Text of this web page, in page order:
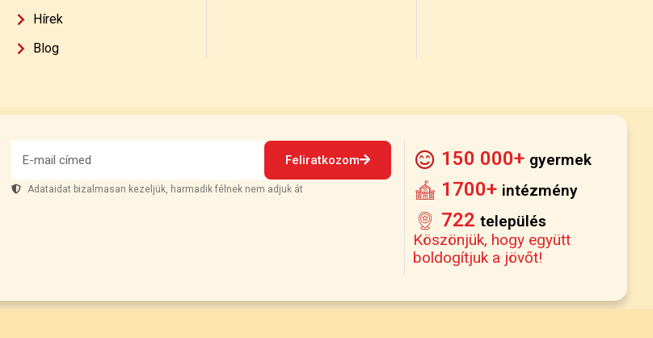
Hírek
Blog
Feliratkozom
Adataidat bizalmasan kezeljük, harmadik félnek nem adjuk át
150 000+ gyermek
1700+ intézmény
722 település
Köszönjük, hogy együtt
boldogítjuk a jövőt!